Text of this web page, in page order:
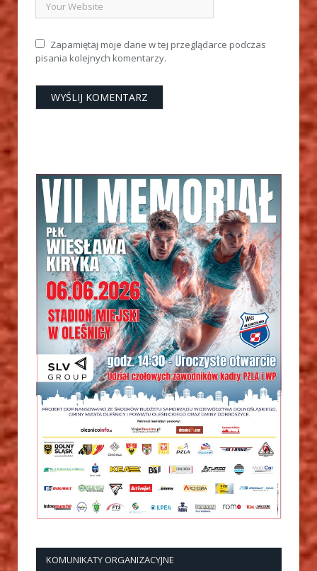
Zapamiętaj moje dane w tej przeglądarce podczas
pisania kolejnych komentarzy.
KOMUNIKATY ORGANIZACYJNE